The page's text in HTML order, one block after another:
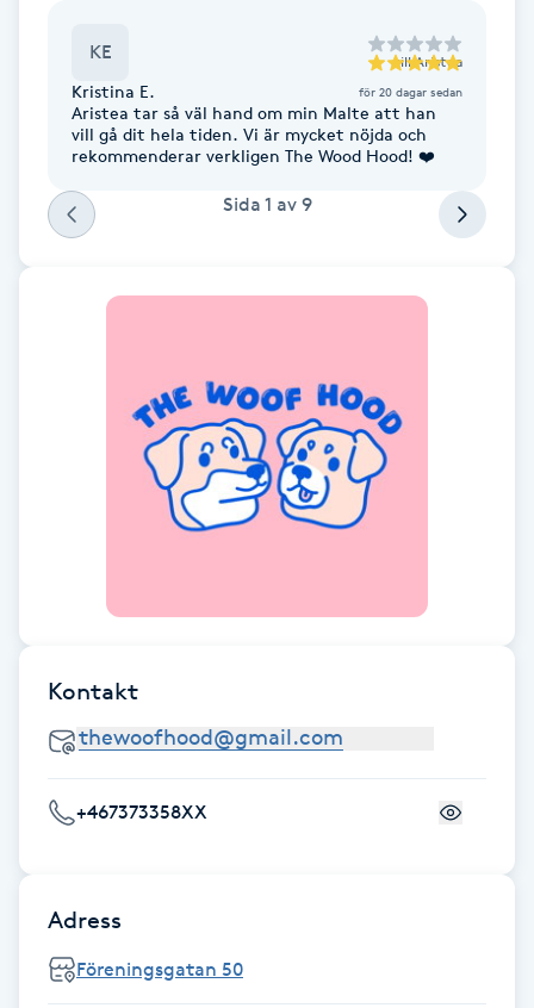
Fransrengöring
Frekvensterapi
Friskvård
Friskvårdsmassage
Funktionsanalys
Gel naglar
Gellack
Gravidmassage
Gravidyoga
KE till Aristea
Kristina E. för 20 dagar sedan
Aristea tar så väl hand om min Malte att han
vill gå dit hela tiden. Vi är mycket nöjda och
rekommenderar verkligen The Wood Hood! ❤️
Sida 1 av 9
Kontakt
+467373358XX
Adress
Föreningsgatan 50